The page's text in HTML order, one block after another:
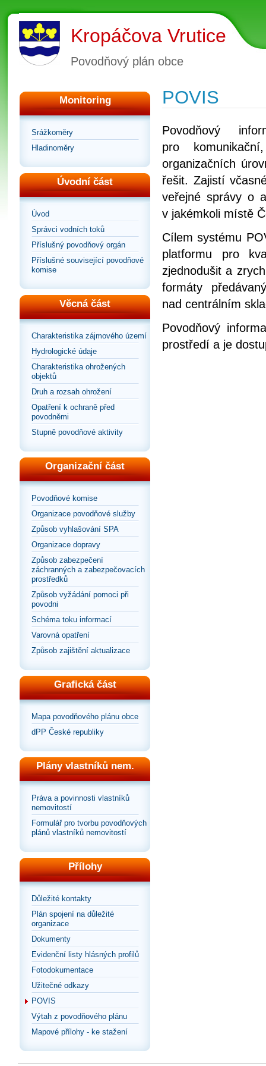
Kropáčova Vrutice
Povodňový plán obce
Monitoring
Srážkoměry
Hladinoměry
Úvodní část
Úvod
Správci vodních toků
Příslušný povodňový orgán
Příslušné související povodňové
komise
Věcná část
Charakteristika zájmového území
Hydrologické údaje
Charakteristika ohrožených
objektů
Druh a rozsah ohrožení
Opatření k ochraně před
povodněmi
Stupně povodňové aktivity
Organizační část
Povodňové komise
Organizace povodňové služby
Způsob vyhlašování SPA
Organizace dopravy
Způsob zabezpečení
záchranných a zabezpečovacích
prostředků
Způsob vyžádání pomoci při
povodni
Schéma toku informací
Varovná opatření
Způsob zajištění aktualizace
Grafická část
Mapa povodňového plánu obce
dPP České republiky
Plány vlastníků nem.
Práva a povinnosti vlastníků
nemovitostí
Formulář pro tvorbu povodňových
plánů vlastníků nemovitostí
Přílohy
Důležité kontakty
Plán spojení na důležité
organizace
Dokumenty
Evidenční listy hlásných profilů
Fotodokumentace
Užitečné odkazy
POVIS
Výtah z povodňového plánu
Mapové přílohy - ke stažení
POVIS
Povodňový
pro
organizačních
řešit. Zajistí
veřejné správy o
v jakémkoli místě
Cílem systému
platformu pro
zjednodušit a
formáty
nad centrálním
Povodňový
prostředí a je